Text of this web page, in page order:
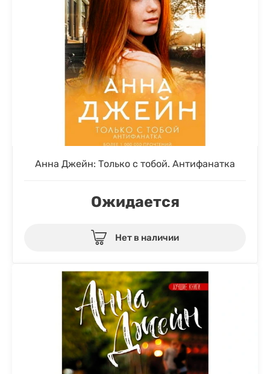
Анна Джейн: Только с тобой. Антифанатка
Ожидается
Нет в наличии